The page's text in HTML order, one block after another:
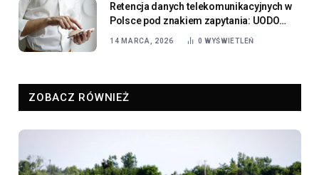
Retencja danych telekomunikacyjnych w
Polsce pod znakiem zapytania: UODO
mówi o niezgodności z prawem UE
14 MARCA, 2026 0 WYŚWIETLEŃ
ZOBACZ RÓWNIEŻ